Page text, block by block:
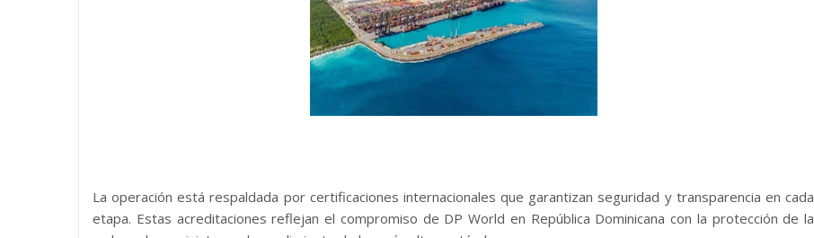
La operación está respaldada por certificaciones internacionales que garantizan seguridad y transparencia en cada
etapa. Estas acreditaciones reflejan el compromiso de DP World en República Dominicana con la protección de la